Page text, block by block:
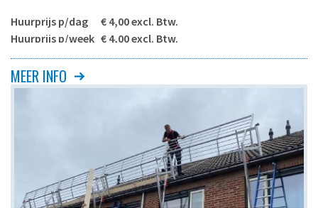
Huurprijs p/dag € 4,00 excl. Btw.
Huurprijs p/week € 4,00 excl. Btw.
- Aluminium dakrandbeveiliging (reling)
- Toepassing: plat dak
Minimale lengte
3 meter
Gewicht ballastblokken15 kg. p/stuk
MEER INFO